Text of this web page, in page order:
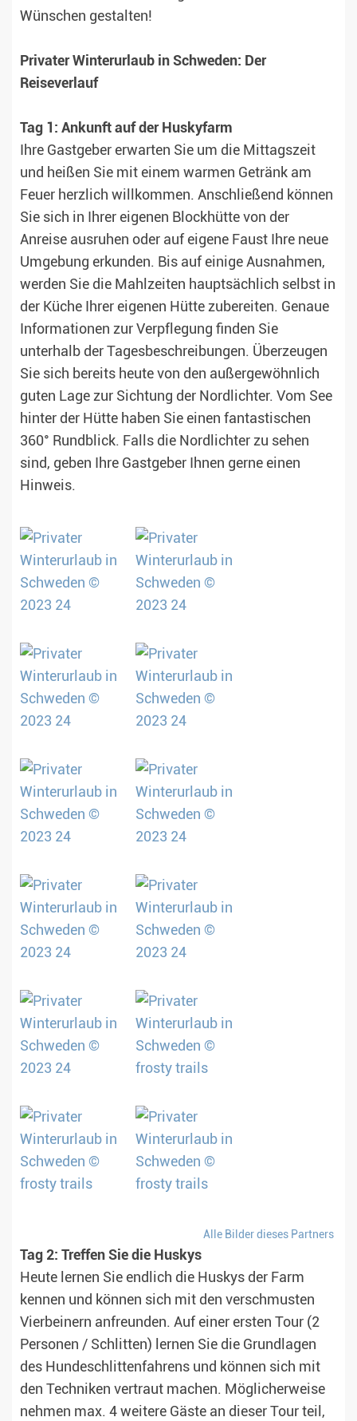
Wünschen gestalten!
Privater Winterurlaub in Schweden: Der
Reiseverlauf
Tag 1: Ankunft auf der Huskyfarm
Ihre Gastgeber erwarten Sie um die Mittagszeit
und heißen Sie mit einem warmen Getränk am
Feuer herzlich willkommen. Anschließend können
Sie sich in Ihrer eigenen Blockhütte von der
Anreise ausruhen oder auf eigene Faust Ihre neue
Umgebung erkunden. Bis auf einige Ausnahmen,
werden Sie die Mahlzeiten hauptsächlich selbst in
der Küche Ihrer eigenen Hütte zubereiten. Genaue
Informationen zur Verpflegung finden Sie
unterhalb der Tagesbeschreibungen. Überzeugen
Sie sich bereits heute von den außergewöhnlich
guten Lage zur Sichtung der Nordlichter. Vom See
hinter der Hütte haben Sie einen fantastischen
360° Rundblick. Falls die Nordlichter zu sehen
sind, geben Ihre Gastgeber Ihnen gerne einen
Hinweis.
Alle Bilder dieses Partners
Tag 2: Treffen Sie die Huskys
Heute lernen Sie endlich die Huskys der Farm
kennen und können sich mit den verschmusten
Vierbeinern anfreunden. Auf einer ersten Tour (2
Personen / Schlitten) lernen Sie die Grundlagen
des Hundeschlittenfahrens und können sich mit
den Techniken vertraut machen. Möglicherweise
nehmen max. 4 weitere Gäste an dieser Tour teil,